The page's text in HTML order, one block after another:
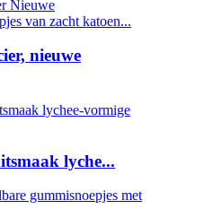
nieuwe
lyche...